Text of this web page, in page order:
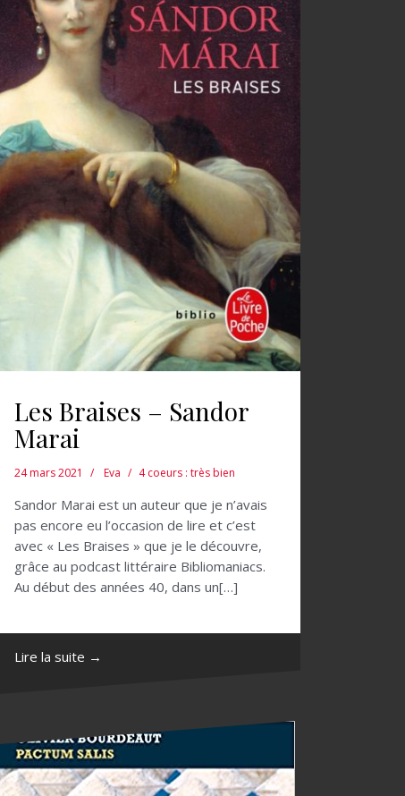
Les Braises – Sandor
Marai
24 mars 2021 Eva 4 coeurs : très bien
Sandor Marai est un auteur que je n’avais
pas encore eu l’occasion de lire et c’est
avec « Les Braises » que je le découvre,
grâce au podcast littéraire Bibliomaniacs.
Au début des années 40, dans un[…]
Lire la suite →